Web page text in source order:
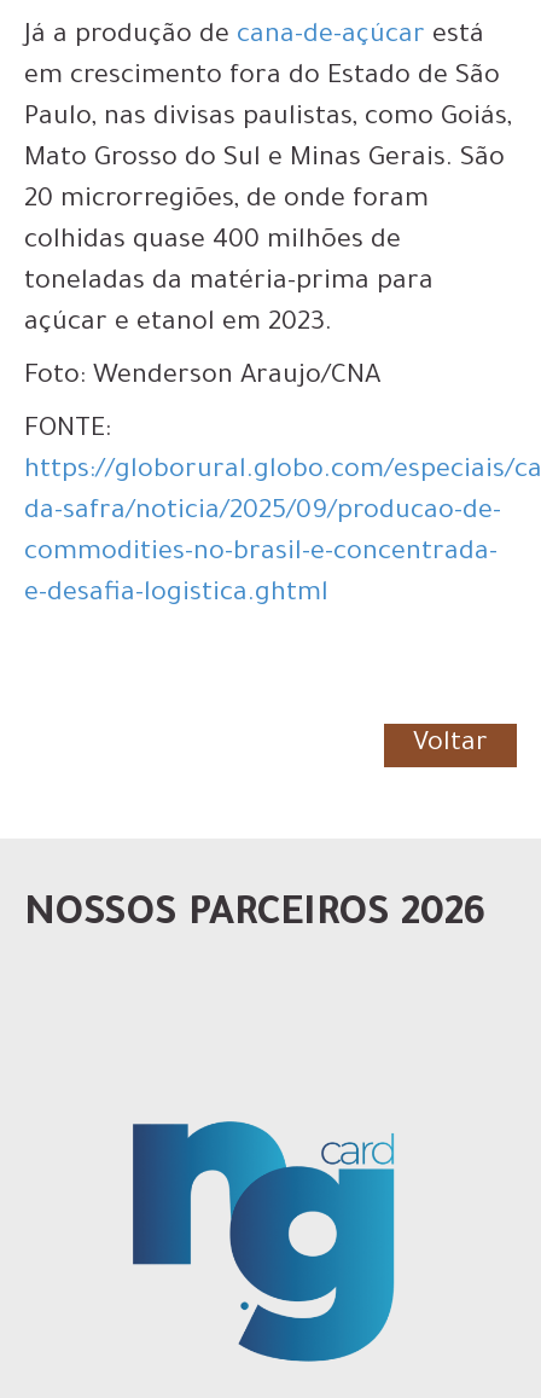
Já a produção de cana-de-açúcar está
em crescimento fora do Estado de São
Paulo, nas divisas paulistas, como Goiás,
Mato Grosso do Sul e Minas Gerais. São
20 microrregiões, de onde foram
colhidas quase 400 milhões de
toneladas da matéria-prima para
açúcar e etanol em 2023.
Foto: Wenderson Araujo/CNA
FONTE:
https://globorural.globo.com/especiais/
da-safra/noticia/2025/09/producao-de-
commodities-no-brasil-e-concentrada-
e-desafia-logistica.ghtml
Voltar
NOSSOS PARCEIROS 2026